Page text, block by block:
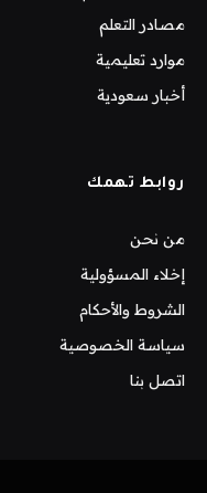
مصادر التعلم
موارد تعليمية
أخبار سعودية
روابط تهمك
من نحن
إخلاء المسؤولية
الشروط والأحكام
سياسة الخصوصية
اتصل بنا